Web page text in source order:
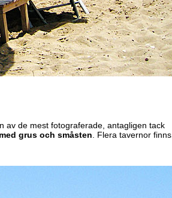
av de mest fotograferade, antagligen tack
grus och småsten . Flera tavernor finns.